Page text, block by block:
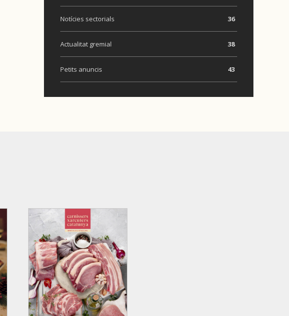
Notícies sectorials 36
Actualitat gremial 38
Petits anuncis 43